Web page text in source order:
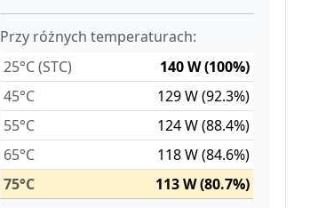
Przy różnych temperaturach:
25°C (STC)
140 W (100%)
45°C
129 W (92.3%)
55°C
124 W (88.4%)
65°C
118 W (84.6%)
75°C
113 W (80.7%)